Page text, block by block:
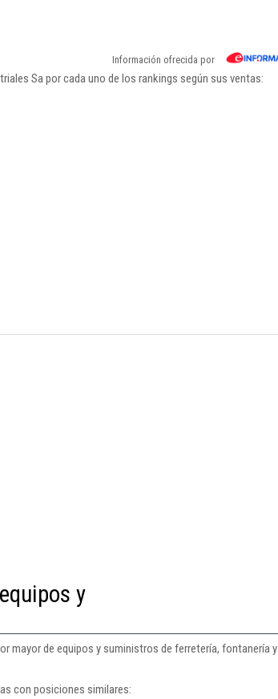
Información ofrecida por
Sa por cada uno de los rankings según sus ventas:
y
mayor de equipos y suministros de ferretería, fontanería y
con posiciones similares: